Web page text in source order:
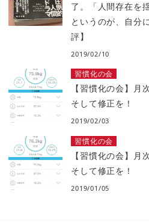
了。「人間存在を
というのが、自分
評】
2019/02/10
習慣化の会
【習慣化の会】月
そして修正を！
2019/02/03
習慣化の会
【習慣化の会】月
そして修正を！
2019/01/05